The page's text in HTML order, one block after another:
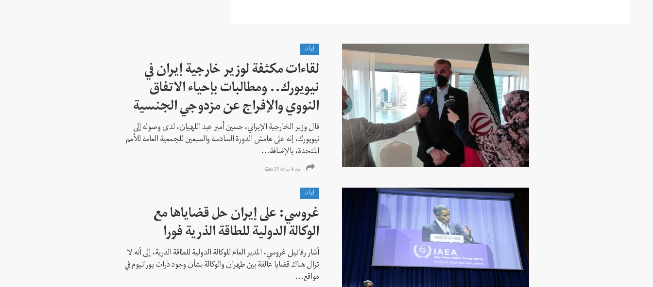
إيران
لقاءات مكثفة لوزير خارجية إيران في
نيويورك.. ومطالبات بإحياء الاتفاق
النووي والإفراج عن مزدوجي الجنسية
قال وزير الخارجية الإيراني، حسين أمير عبد اللهيان، لدى وصوله إلى
نيويورك، إنه على هامش الدورة السادسة والسبعين للجمعية العامة للأمم
المتحدة، بالإضافة...
منذ 4 ساعة 35 دقیقة
إيران
غروسي: على إيران حل قضاياها مع
الوكالة الدولية للطاقة الذرية فورا
أشار رفائيل غروسي، المدير العام للوكالة الدولية للطاقة الذرية، إلى أنه لا
تزال هناك قضايا عالقة بين طهران والوكالة بشأن وجود ذرات يورانيوم في
مواقع...